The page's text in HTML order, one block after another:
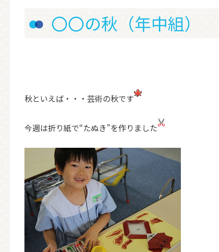
〇〇の秋（年中組）
秋といえば・・・芸術の秋です
今週は折り紙で“たぬき”を作りました